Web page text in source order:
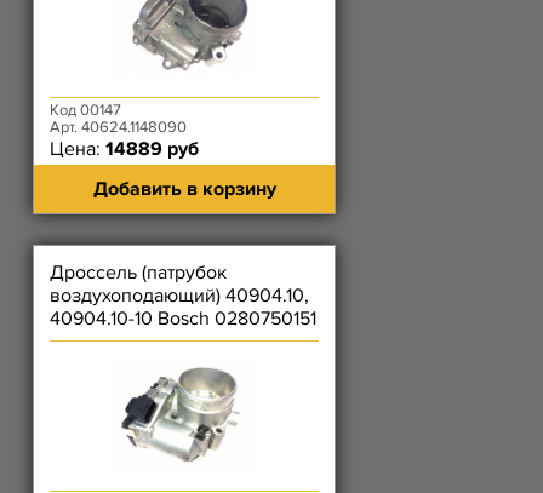
Код 00147
Арт. 40624.1148090
Цена: 14889 руб
Добавить в корзину
Дроссель (патрубок
воздухоподающий) 40904.10,
40904.10-10 Bosch 0280750151